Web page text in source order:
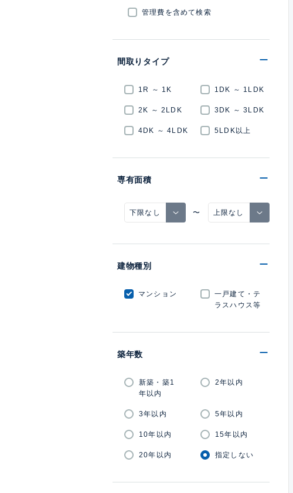
管理費を含めて検索
間取りタイプ
1R ～ 1K 1DK ～ 1LDK
2K ～ 2LDK 3DK ～ 3LDK
4DK ～ 4LDK 5LDK以上
専有面積
〜
建物種別
マンション
一戸建て・テ
ラスハウス等
築年数
新築・築1
年以内
2年以内
3年以内 5年以内
10年以内 15年以内
20年以内 指定しない